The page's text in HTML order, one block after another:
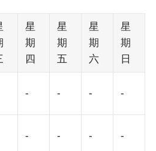
星
期
四
星
期
五
星
期
六
星
期
日
- - - -
- - - -